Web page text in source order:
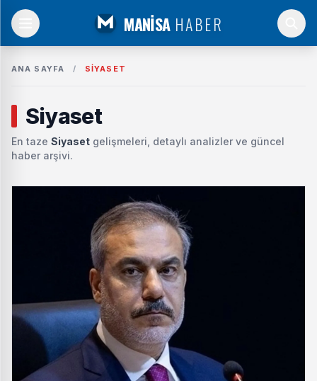
MANİSA HABER
ANA SAYFA / SIYASET
Siyaset
En taze Siyaset gelişmeleri, detaylı analizler ve güncel
haber arşivi.